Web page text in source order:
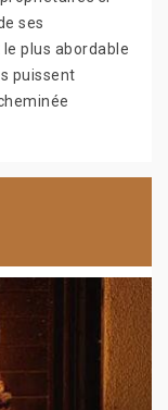
ses
plus abordable
puissent